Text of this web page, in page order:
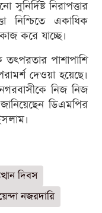
নিরাপত্তার
নিশ্চিতে একাধিক
করে যাচ্ছে।
তৎপরতার পাশাপাশি
দেওয়া হয়েছে।
নগরবাসীকে নিজ নিজ
ডিএমপির
দিবস
নজরদারি